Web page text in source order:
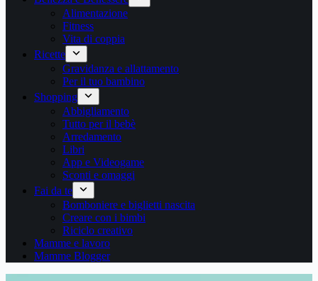
Alimentazione
Fitness
Vita di coppia
Ricette
Gravidanza e allattamento
Per il tuo bambino
Shopping
Abbigliamento
Tutto per il bebè
Arredamento
Libri
App e Videogame
Sconti e omaggi
Fai da te
Bomboniere e biglietti nascita
Creare con i bimbi
Riciclo creativo
Mamme e lavoro
Mamme Blogger